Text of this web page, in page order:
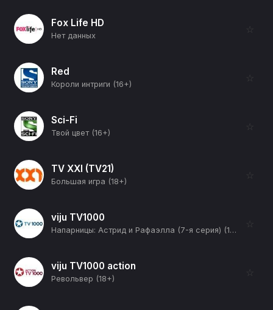
Fox Life HD
Нет данных
☆
Red
Короли интриги (16+)
☆
Sci-Fi
Твой цвет (16+)
☆
TV XXI (TV21)
Большая игра (18+)
☆
viju TV1000
Напарницы: Астрид и Рафаэлла (7-я серия) (16+)
☆
viju TV1000 action
Револьвер (18+)
☆